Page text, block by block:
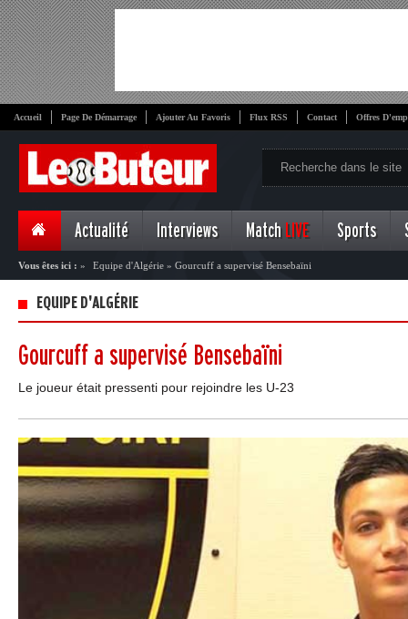
Accueil Page De Démarrage Ajouter Au Favoris Flux RSS Contact Offres
Actualité Interviews Match LIVE Sports
Vous êtes ici : » Equipe d'Algérie » Gourcuff a supervisé Bensebaïni
EQUIPE D'ALGÉRIE
Gourcuff a supervisé Bensebaïni
Le joueur était pressenti pour rejoindre les U-23